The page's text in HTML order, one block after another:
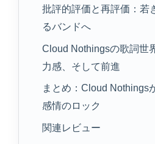
批評的評価と再評価：若
るバンドへ
Cloud Nothingsの歌詞世
力感、そして前進
まとめ：Cloud Nothings
感情のロック
関連レビュー